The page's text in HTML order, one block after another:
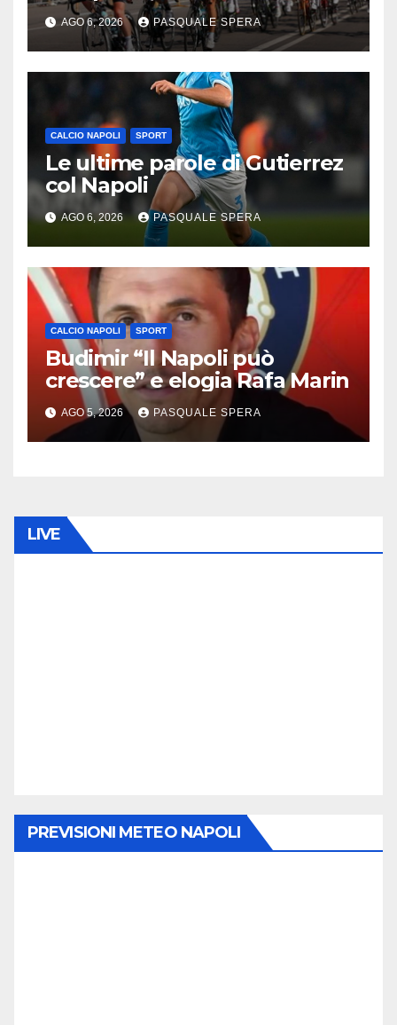
AGO 6, 2026 PASQUALE SPERA
CALCIO NAPOLI SPORT
Le ultime parole di Gutierrez
col Napoli
AGO 6, 2026 PASQUALE SPERA
CALCIO NAPOLI SPORT
Budimir “Il Napoli può
crescere” e elogia Rafa Marin
AGO 5, 2026 PASQUALE SPERA
LIVE
PREVISIONI METEO NAPOLI